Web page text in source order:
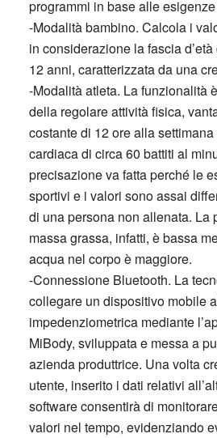
programmi in base alle
-Modalità bambino. Calcola i
in considerazione la fascia
12 anni, caratterizzata da una
-Modalità atleta. La funzionalità
della regolare attività fisica,
costante di 12 ore alla
cardiaca di circa 60 battiti al
precisazione va fatta perché le
sportivi e i valori sono assai
di una persona non allenata. La
massa grassa, infatti, è bassa
acqua nel corpo è maggiore.
-Connessione Bluetooth. La
collegare un dispositivo mobile
impedenziometrica mediante
MiBody, sviluppata e messa a
azienda produttrice. Una volta
utente, inserito i dati relativi
software consentirà di
valori nel tempo, evidenziando